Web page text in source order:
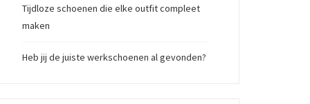
Tijdloze schoenen die elke outfit compleet
maken
Heb jij de juiste werkschoenen al gevonden?